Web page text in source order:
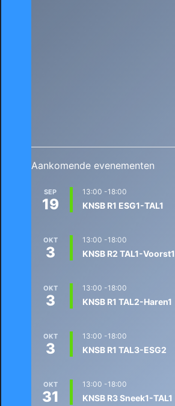
Aankomende evenementen
SEP
19
13:00 -18:00
KNSB R1 ESG1-TAL1
OKT
3
13:00 -18:00
KNSB R2 TAL1-Voorst1
OKT
3
13:00 -18:00
KNSB R1 TAL2-Haren1
OKT
3
13:00 -18:00
KNSB R1 TAL3-ESG2
OKT
31
13:00 -18:00
KNSB R3 Sneek1-TAL1